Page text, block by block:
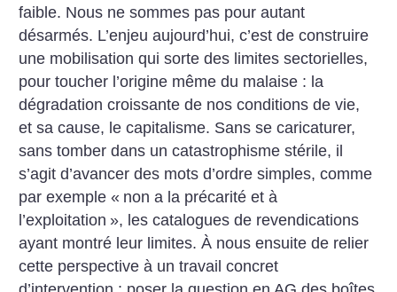
faible. Nous ne sommes pas pour autant
désarmés. L’enjeu aujourd’hui, c’est de construire
une mobilisation qui sorte des limites sectorielles,
pour toucher l’origine même du malaise : la
dégradation croissante de nos conditions de vie,
et sa cause, le capitalisme. Sans se caricaturer,
sans tomber dans un catastrophisme stérile, il
s’agit d’avancer des mots d’ordre simples, comme
par exemple « non a la précarité et à
l’exploitation », les catalogues de revendications
ayant montré leur limites. À nous ensuite de relier
cette perspective à un travail concret